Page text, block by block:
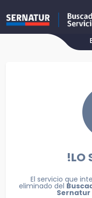
!LO
El servicio que
eliminado del
Sernatur